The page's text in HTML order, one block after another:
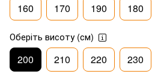
160 170 190 180
Оберіть висоту (см)
200 210 220 230